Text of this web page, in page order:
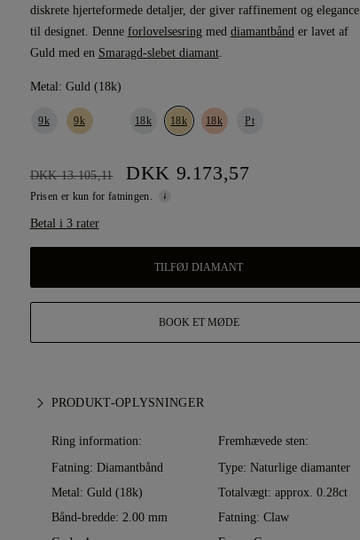
diskrete hjerteformede detaljer, der giver raffinement og elegance
til designet. Denne forlovelsesring med diamantbånd er lavet af
Guld med en Smaragd-slebet diamant.
Metal: Guld (18k)
9k 9k 18k 18k 18k Pt
DKK 13.105,11 DKK 9.173,57
Prisen er kun for fatningen.
Betal i 3 rater
TILFØJ DIAMANT
BOOK ET MØDE
PRODUKT-OPLYSNINGER
Ring information:
Fatning: Diamantbånd
Metal: Guld (18k)
Bånd-bredde: 2.00 mm
Fremhævede sten:
Type: Naturlige diamanter
Totalvægt: approx. 0.28ct
Fatning: Claw